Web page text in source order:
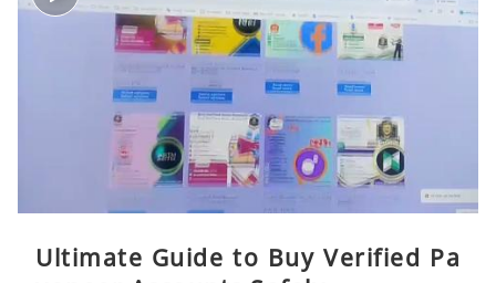
Ultimate Guide to Buy Verified Pa